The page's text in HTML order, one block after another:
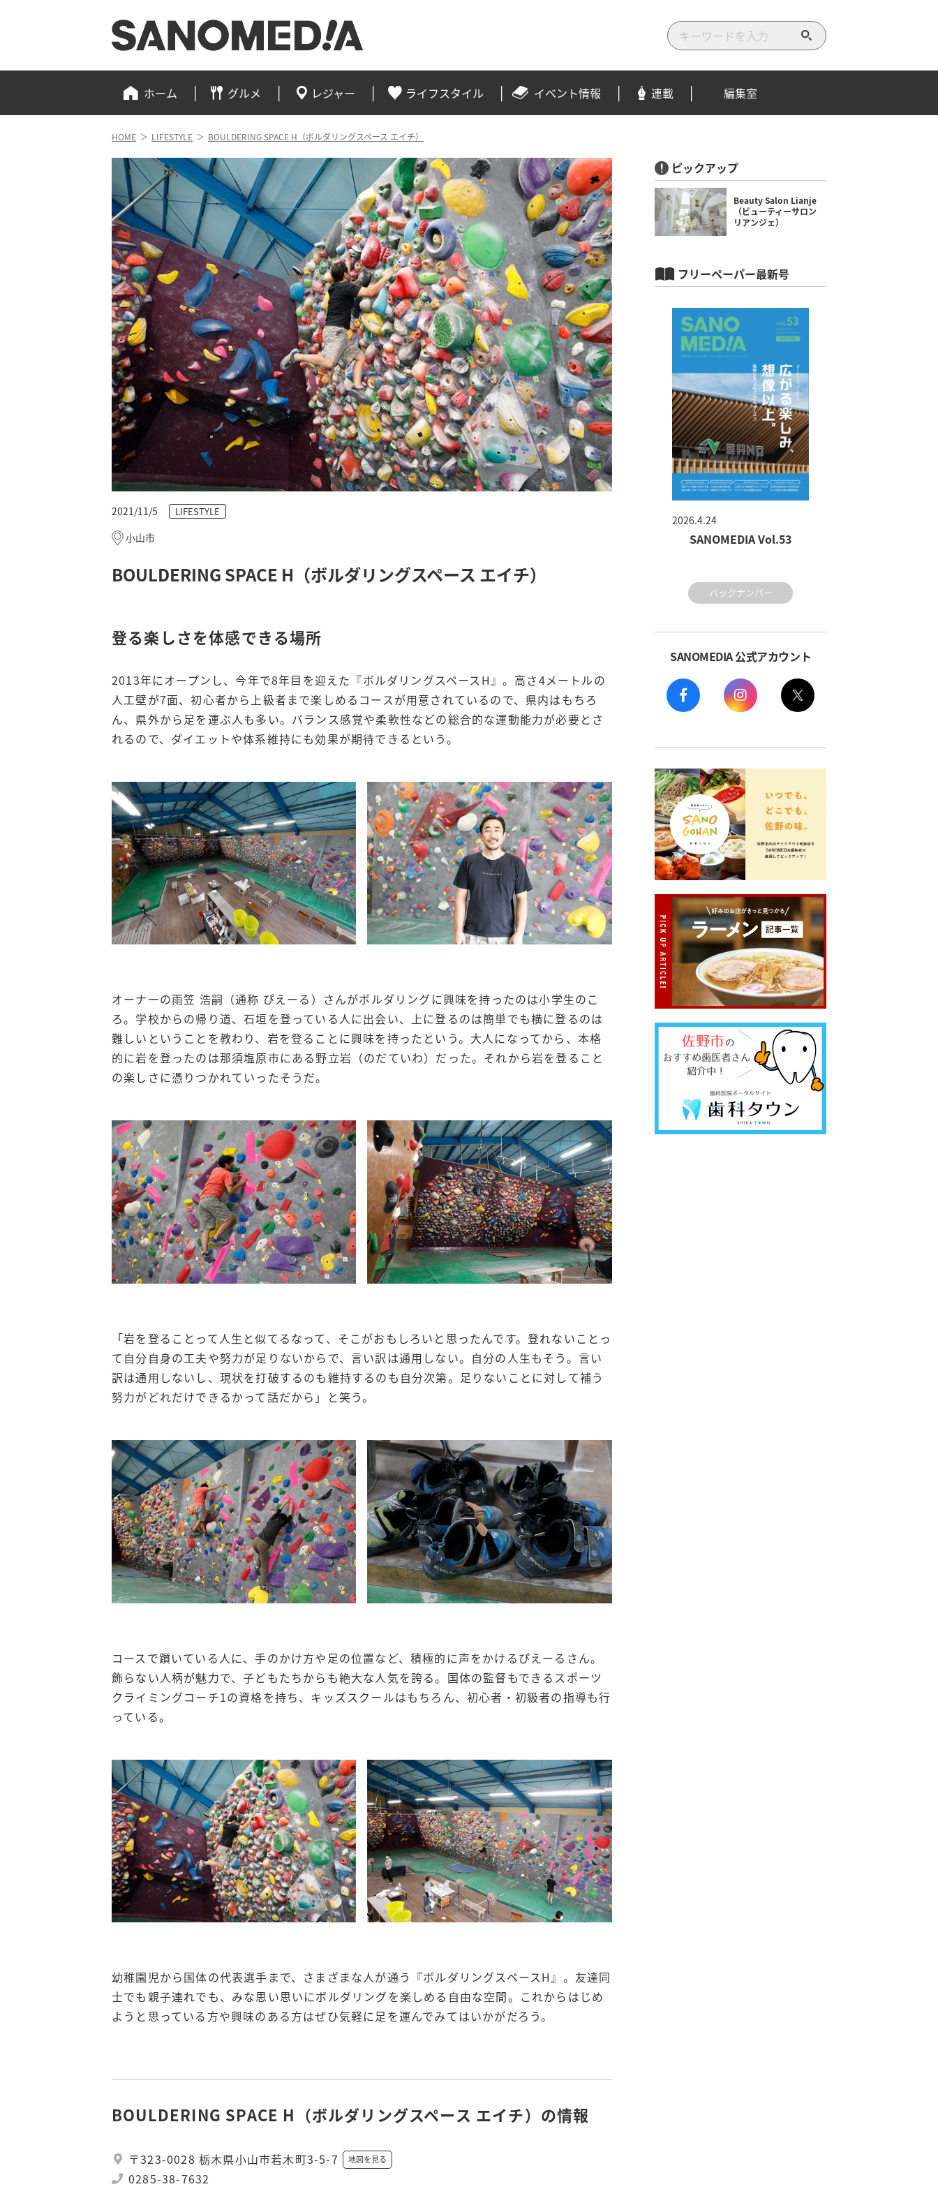
検
索
す
る
ホーム
グルメ レジャー ライフスタイル イベント情報 連載 編集室
HOME ＞ LIFESTYLE ＞ BOULDERING SPACE H（ボルダリングスペース エイチ）
BOULDERING SPACE H（ボルダリングスペース エイチ）
2021/11/5 LIFESTYLE
小山市
登る楽しさを体感できる場所​
2013年にオープンし、今年で8年目を迎えた『ボルダリングスペースH』。高さ4メートルの
人工壁が7面、初心者から上級者まで楽しめるコースが用意されているので、県内はもちろ
ん、県外から足を運ぶ人も多い。バランス感覚や柔軟性などの総合的な運動能力が必要とさ
れるので、ダイエットや体系維持にも効果が期待できるという。​
オーナーの雨笠 浩嗣（通称 ぴえーる）さんがボルダリングに興味を持ったのは小学生のこ
ろ。学校からの帰り道、石垣を登っている人に出会い、上に登るのは簡単でも横に登るのは
難しいということを教わり、岩を登ることに興味を持ったという。大人になってから、本格
的に岩を登ったのは那須塩原市にある野立岩（のだていわ）だった。それから岩を登ること
の楽しさに憑りつかれていったそうだ。​
「岩を登ることって人生と似てるなって、そこがおもしろいと思ったんです。登れないことっ
て自分自身の工夫や努力が足りないからで、言い訳は通用しない。自分の人生もそう。言い
訳は通用しないし、現状を打破するのも維持するのも自分次第。足りないことに対して補う
努力がどれだけできるかって話だから」と笑う。​
コースで躓いている人に、手のかけ方や足の位置など、積極的に声をかけるぴえーるさん。
飾らない人柄が魅力で、子どもたちからも絶大な人気を誇る。国体の監督もできるスポーツ
クライミングコーチ1の資格を持ち、キッズスクールはもちろん、初心者・初級者の指導も行
っている。​
幼稚園児から国体の代表選手まで、さまざまな人が通う『ボルダリングスペースH』。友達同
士でも親子連れでも、みな思い思いにボルダリングを楽しめる自由な空間。これからはじめ
ようと思っている方や興味のある方はぜひ気軽に足を運んでみてはいかがだろう。​
BOULDERING SPACE H（ボルダリングスペース エイチ）の情報
〒323-0028 栃木県小山市若木町3-5-7 地図を見る
0285-38-7632
ピックアップ
Beauty Salon Lianje
（ビューティーサロン
リアンジェ）
フリーペーパー最新号
SANOMEDIA Vol.53
2026.4.24
バックナンバー
SANOMEDIA 公式アカウント